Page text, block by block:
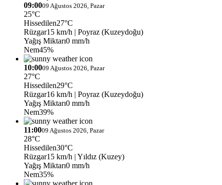
09:0009 Ağustos 2026, Pazar
25°C
Hissedilen27°C
Rüzgar15 km/h | Poyraz (Kuzeydoğu)
Yağış Miktarı0 mm/h
Nem45%
10:0009 Ağustos 2026, Pazar
27°C
Hissedilen29°C
Rüzgar16 km/h | Poyraz (Kuzeydoğu)
Yağış Miktarı0 mm/h
Nem39%
11:0009 Ağustos 2026, Pazar
28°C
Hissedilen30°C
Rüzgar15 km/h | Yıldız (Kuzey)
Yağış Miktarı0 mm/h
Nem35%